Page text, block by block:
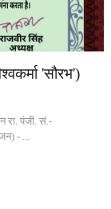
'सौरभ')
रा. पंजी. सं.-
- ...